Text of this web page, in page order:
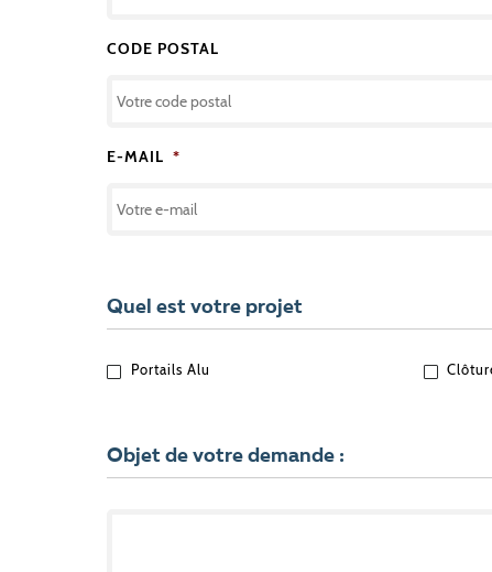
CODE POSTAL
E-MAIL *
Quel est votre projet
QUEL
?
Portails Alu
Objet de votre demande :